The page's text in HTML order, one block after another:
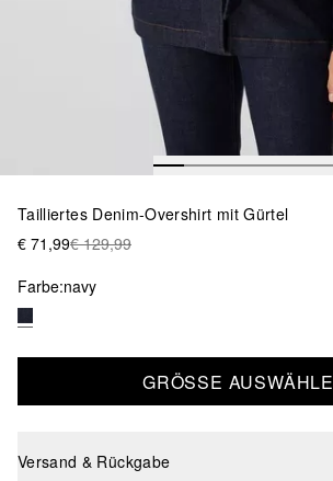
Tailliertes Denim-Overshirt mit Gürtel
€ 71,99€ 129,99
Farbe:navy
GRÖSSE AUSWÄHLEN
Versand & Rückgabe